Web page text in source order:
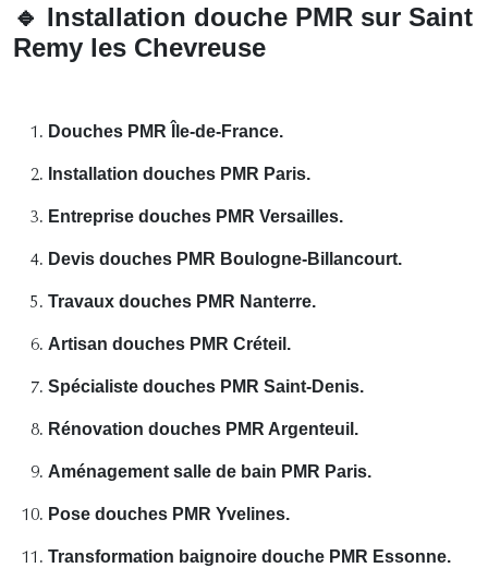
🔹 Installation douche PMR sur Saint
Remy les Chevreuse
Douches PMR Île-de-France.
Installation douches PMR Paris.
Entreprise douches PMR Versailles.
Devis douches PMR Boulogne-Billancourt.
Travaux douches PMR Nanterre.
Artisan douches PMR Créteil.
Spécialiste douches PMR Saint-Denis.
Rénovation douches PMR Argenteuil.
Aménagement salle de bain PMR Paris.
Pose douches PMR Yvelines.
Transformation baignoire douche PMR Essonne.